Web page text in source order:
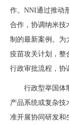
作。NNI通过推动
合作，协调纳米技
制的最新案例。为
疫苗攻关计划，整
行政审批流程，协
行政型举国体
产品系统或复杂技
准开展协同研发和